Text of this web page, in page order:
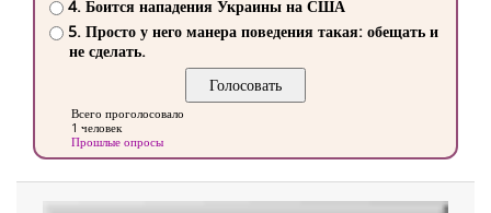
4. Боится нападения Украины на США
5. Просто у него манера поведения такая: обещать и
не сделать.
Всего проголосовало
1 человек
Прошлые опросы